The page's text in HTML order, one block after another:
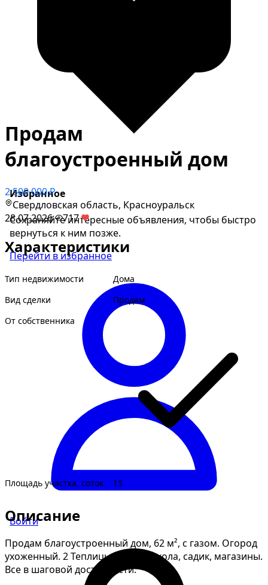
Избранное
Сохраняйте интересные объявления, чтобы быстро
вернуться к ним позже.
Перейти в избранное
Войти
Продам
благоустроенный дом
2 500 000 ₽
Свердловская область, Красноуральск
28.07.2026· 717·
Характеристики
Тип недвижимости
Дома
Вид сделки
Продам
От собственника
Площадь участка, соток 15
Описание
Продам благоустроенный дом, 62 м², с газом. Огород
ухоженный. 2 Теплицы. Рядом школа, садик, магазины.
Все в шаговой доступности.